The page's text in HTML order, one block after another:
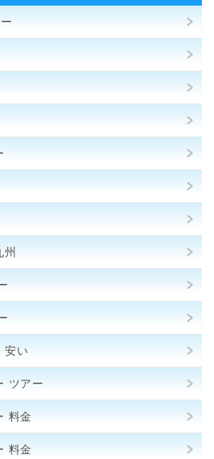
州
安い
ツアー
料金
料金